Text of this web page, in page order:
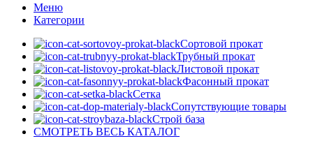
Меню
Категории
Сортовой прокат
Трубный прокат
Листовой прокат
Фасонный прокат
Сетка
Сопутствующие товары
Строй база
СМОТРЕТЬ ВЕСЬ КАТАЛОГ